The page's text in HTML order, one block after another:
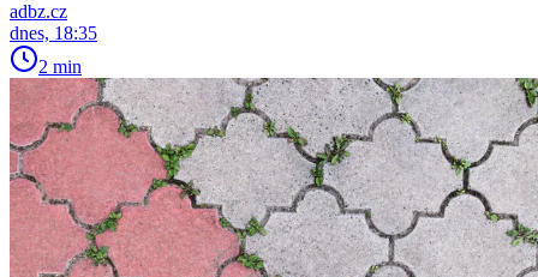
adbz.cz
dnes, 18:35
2 min